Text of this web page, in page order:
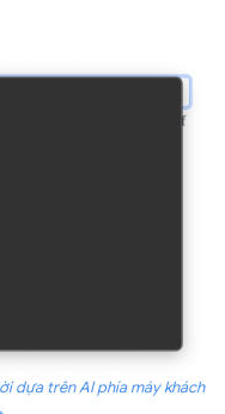
dựa trên AI phía máy khách